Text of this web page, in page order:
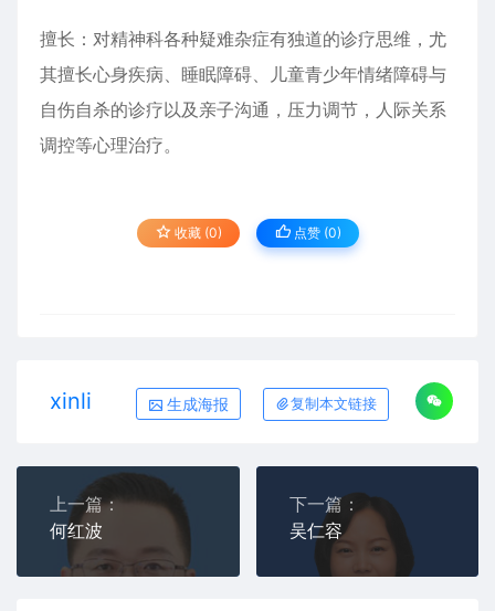
擅长：对精神科各种疑难杂症有独道的诊疗思维，尤
其擅长心身疾病、睡眠障碍、儿童青少年情绪障碍与
自伤自杀的诊疗以及亲子沟通，压力调节，人际关系
调控等心理治疗。
收藏 (0) 点赞 (0)
xinli 生成海报 复制本文链接
上一篇：
何红波
下一篇：
吴仁容